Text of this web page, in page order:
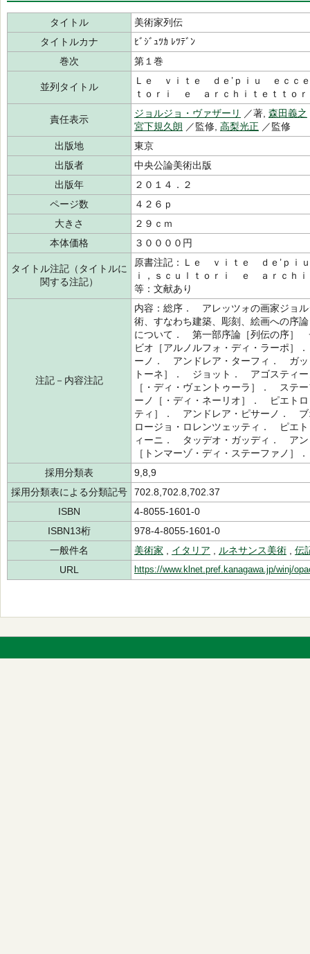
タイトル
美術家列伝
タイトルカナ
ﾋﾞｼﾞｭﾂｶ ﾚﾂﾃﾞﾝ
巻次
第１巻
並列タイトル
Ｌｅ ｖｉｔｅ ｄｅ’ｐｉｕ ｅｃｃ
ｔｏｒｉ ｅ ａｒｃｈｉｔｅｔｔｏｒ
責任表示
ジョルジョ・ヴァザーリ ／著, 森田義之
宮下規久朗 ／監修, 高梨光正 ／監修
出版地
東京
出版者
中央公論美術出版
出版年
２０１４．２
ページ数
４２６ｐ
大きさ
２９ｃｍ
本体価格
３００００円
タイトル注記（タイトルに
関する注記）
原書注記：Ｌｅ ｖｉｔｅ ｄｅ’ｐｉ
ｉ，ｓｃｕｌｔｏｒｉ ｅ ａｒｃｈ
等：文献あり
注記－内容注記
内容：総序． アレッツォの画家ジョ
術、すなわち建築、彫刻、絵画への
について． 第一部序論［列伝の序］
ビオ［アルノルフォ・ディ・ラーポ］
ーノ． アンドレア・ターフィ． ガ
トーネ］． ジョット． アゴスティー
［・ディ・ヴェントゥーラ］． ステ
ーノ［・ディ・ネーリオ］． ピエト
ティ］． アンドレア・ピサーノ．
ロージョ・ロレンツェッティ． ピエ
ィーニ． タッデオ・ガッディ． ア
［トンマーゾ・ディ・ステーファノ］．
採用分類表
9,8,9
採用分類表による分類記号
702.8,702.8,702.37
ISBN
4-8055-1601-0
ISBN13桁
978-4-8055-1601-0
一般件名
美術家 イタリア ルネサンス美術
伝
URL
https://www.klnet.pref.kanagawa.jp/winj/